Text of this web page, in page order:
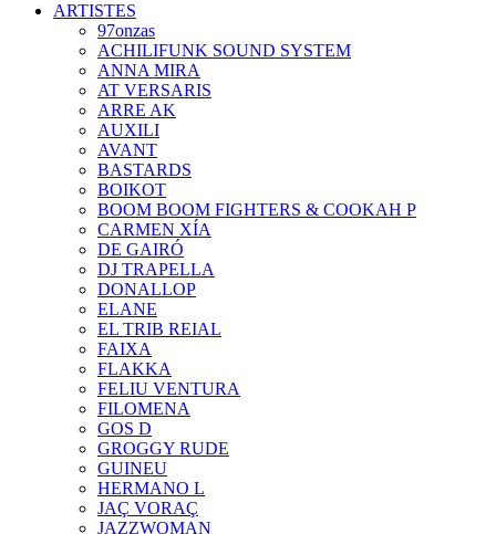
ARTISTES
97onzas
ACHILIFUNK SOUND SYSTEM
ANNA MIRA
AT VERSARIS
ARRE AK
AUXILI
AVANT
BASTARDS
BOIKOT
BOOM BOOM FIGHTERS & COOKAH P
CARMEN XÍA
DE GAIRÓ
DJ TRAPELLA
DONALLOP
ELANE
EL TRIB REIAL
FAIXA
FLAKKA
FELIU VENTURA
FILOMENA
GOS D
GROGGY RUDE
GUINEU
HERMANO L
JAÇ VORAÇ
JAZZWOMAN